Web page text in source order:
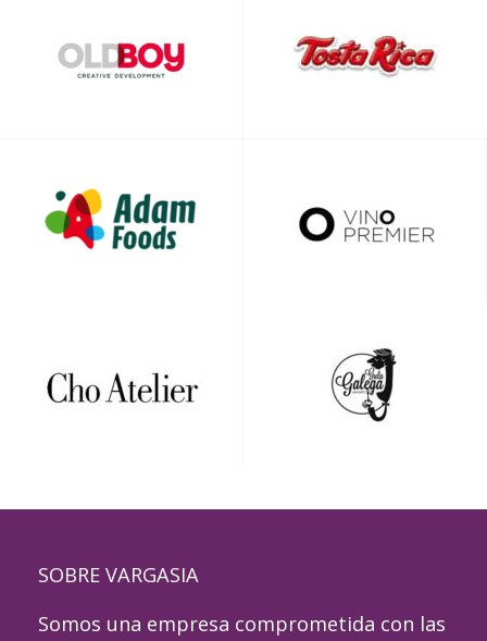
SOBRE VARGASIA
Somos una empresa comprometida con las